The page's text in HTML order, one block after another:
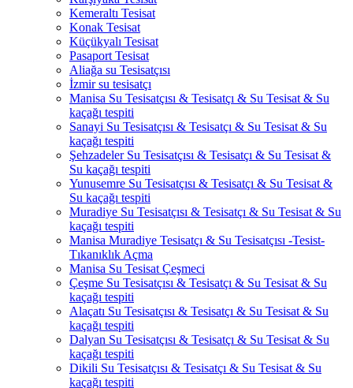
Kemeraltı Tesisat
Konak Tesisat
Küçükyalı Tesisat
Pasaport Tesisat
Aliağa su Tesisatçısı
İzmir su tesisatçı
Manisa Su Tesisatçısı & Tesisatçı & Su Tesisat & Su
kaçağı tespiti
Sanayi Su Tesisatçısı & Tesisatçı & Su Tesisat & Su
kaçağı tespiti
Şehzadeler Su Tesisatçısı & Tesisatçı & Su Tesisat &
Su kaçağı tespiti
Yunusemre Su Tesisatçısı & Tesisatçı & Su Tesisat &
Su kaçağı tespiti
Muradiye Su Tesisatçısı & Tesisatçı & Su Tesisat & Su
kaçağı tespiti
Manisa Muradiye Tesisatçı & Su Tesisatçısı -Tesist-
Tıkanıklık Açma
Manisa Su Tesisat Çeşmeci
Çeşme Su Tesisatçısı & Tesisatçı & Su Tesisat & Su
kaçağı tespiti
Alaçatı Su Tesisatçısı & Tesisatçı & Su Tesisat & Su
kaçağı tespiti
Dalyan Su Tesisatçısı & Tesisatçı & Su Tesisat & Su
kaçağı tespiti
Dikili Su Tesisatçısı & Tesisatçı & Su Tesisat & Su
kaçağı tespiti